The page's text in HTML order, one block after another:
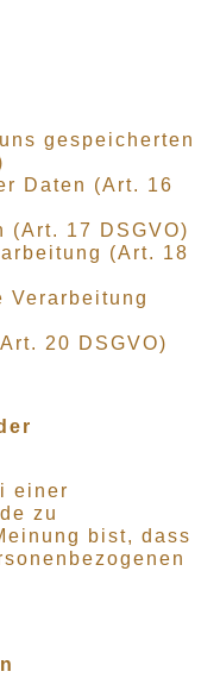
gespeicherten
Daten (Art. 16
(Art. 17 DSGVO)
(Art. 18
Verarbeitung
20 DSGVO)
einer
zu
bist, dass